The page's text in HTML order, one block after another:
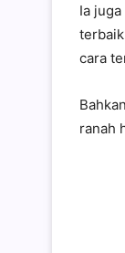
Ia
cara
ranah